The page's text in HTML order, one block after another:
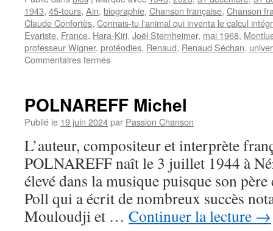
1943, 45-tours, Ain, biographie, Chanson française, Chanson
Claude Confortès, Connais-tu l'animal qui inventa le calcul
Evariste, France, Hara-Kiri, Joël Sternheimer, mai 1968,
professeur Wigner, protéodies, Renaud, Renaud Séchan,
Commentaires ferméssur
POLNAREFF Michel
Publié le 19 juin 2024par Passion Chanson
L’auteur, compositeur et interprète
POLNAREFF naît le 3 juillet 1944 à
élevé dans la musique puisque son
Poll qui a écrit de nombreux succès
Mouloudji et … Continuer la lecture →